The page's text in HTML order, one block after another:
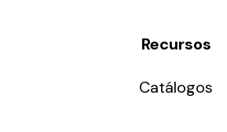
Recursos
Catálogos